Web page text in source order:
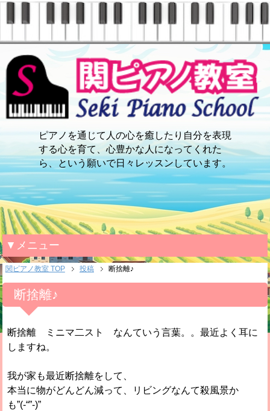
ピアノを通じて人の心を癒したり自分を表現
する心を育て、心豊かな人になってくれた
ら、という願いで日々レッスンしています。
▼メニュー
関ピアノ教室 TOP 投稿 断捨離♪
断捨離♪
断捨離 ミニマ二スト なんていう言葉。。最近よく耳に
しますね。
我が家も最近断捨離をして、
本当に物がどんどん減って、リビングなんて殺風景か
も”(-“”-)”